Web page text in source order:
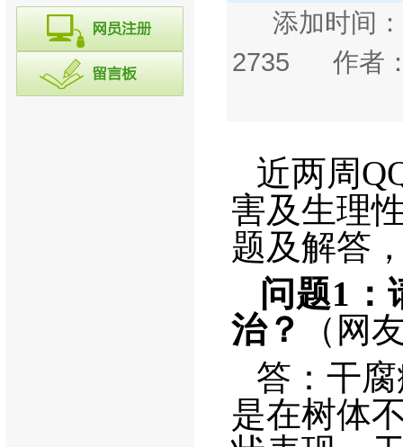
添加时间
2735 作者：
近两周
害及生理
题及解答
问题1
治？
（网
答：干
是在树体